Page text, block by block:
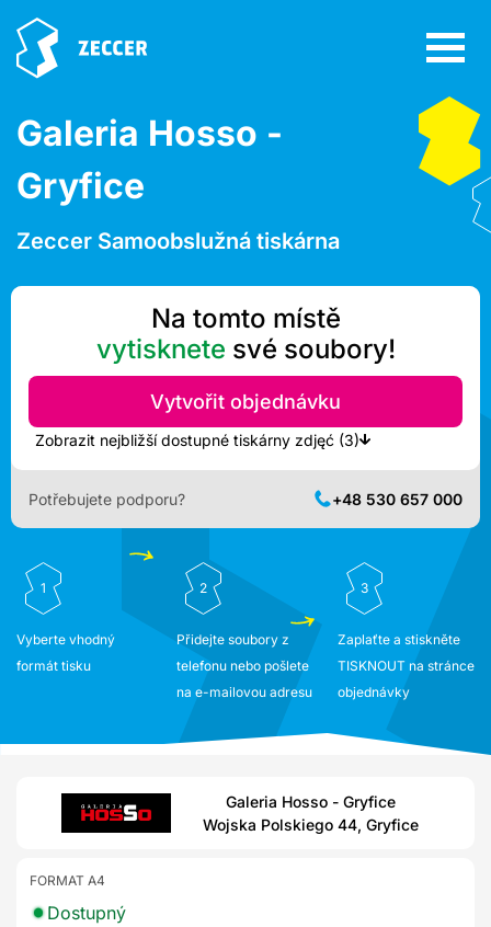
Galeria Hosso -
Gryfice
Zeccer Samoobslužná tiskárna
Na tomto místě
vytisknete své soubory!
Vytvořit objednávku
Zobrazit nejbližší dostupné tiskárny zdjęć (3)
Potřebujete podporu? +48 530 657 000
1
Vyberte vhodný
formát tisku
2
Přidejte soubory z
telefonu nebo pošlete
na e-mailovou adresu
3
Zaplaťte a stiskněte
TISKNOUT na stránce
objednávky
Galeria Hosso - Gryfice
Wojska Polskiego 44, Gryfice
FORMAT A4
Dostupný